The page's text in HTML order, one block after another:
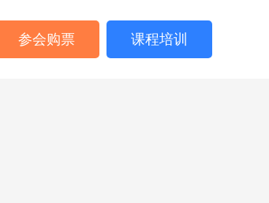
参会购票 课程培训